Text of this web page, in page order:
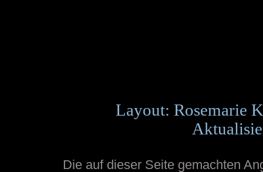
Layout: Rosemarie
Die auf dieser Seite gemachten